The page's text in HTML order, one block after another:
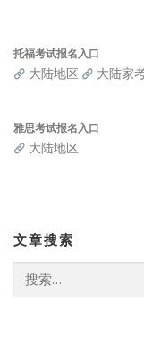
托福考试报名入口
大陆地区 大陆家
雅思考试报名入口
大陆地区
文章搜索
索：